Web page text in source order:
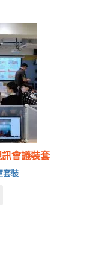
會議裝套
套裝